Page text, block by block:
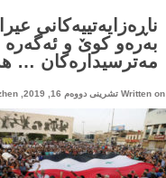
ناڕەزایەتییەکانی
بەرەو کوێ و ئەگەرە
مەترسیدارەکان …
Written on تشرینی دووەم 16, 2019, by